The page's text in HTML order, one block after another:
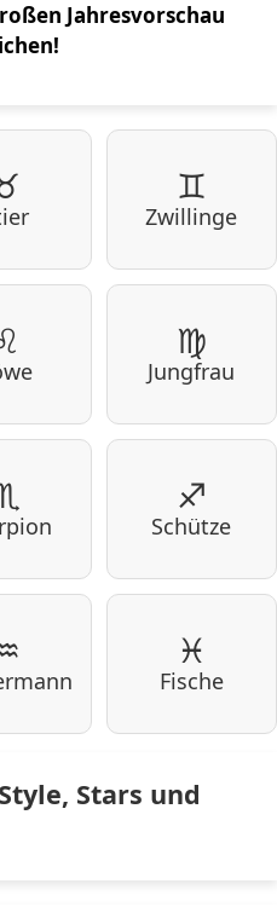
Jahresvorschau
♊
Zwillinge
♍
Jungfrau
♐
Schütze
♓
Fische
Stars und